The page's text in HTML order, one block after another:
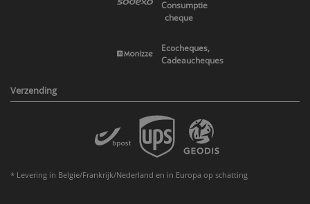
Consumptie
cheque
Ecocheques,
Cadeaucheques
Verzending
* Levering in Belgie/Frankrijk/Nederland en in Europa op schatting